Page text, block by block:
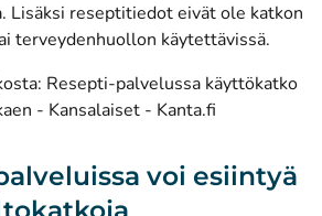
Lisäksi reseptitiedot eivät ole katkon
terveydenhuollon käytettävissä.
Resepti-palvelussa käyttökatko
- Kansalaiset - Kanta.fi
voi esiintyä